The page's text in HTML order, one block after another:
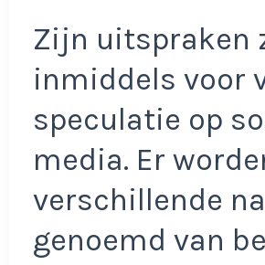
Zijn uitspraken
inmiddels voor
speculatie op
media. Er
verschillende
genoemd van